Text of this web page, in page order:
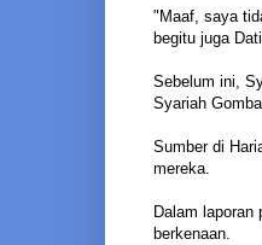
"Maaf, saya
begitu juga
Sebelum ini,
Syariah
Sumber di
mereka.
Dalam laporan
berkenaan.